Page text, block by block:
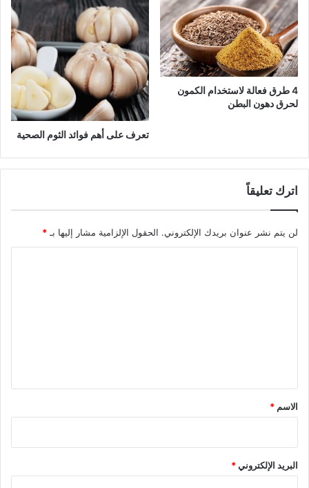
4 طرق فعالة لاستخدام الكمون
لحرق دهون البطن
تعرف على أهم فوائد الثوم الصحية
اترك تعليقاً
لن يتم نشر عنوان بريدك الإلكتروني. الحقول الإلزامية مشار إليها بـ *
*
الاسم *
البريد الإلكتروني*